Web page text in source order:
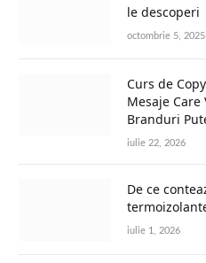
le descoperi
octombrie 5, 2025
Curs de
Mesaje
Branduri
iulie 22, 2026
De ce
iulie 1, 2026